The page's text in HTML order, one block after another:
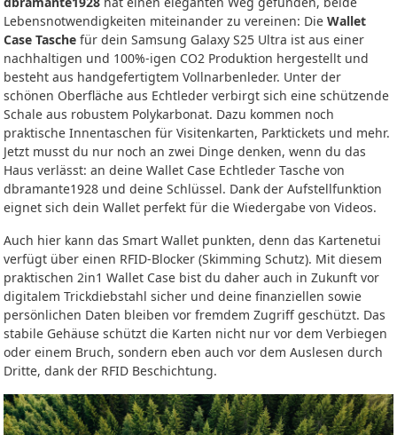
Lebensnotwendigkeiten miteinander zu vereinen: Die Wallet
Case Tasche für dein Samsung Galaxy S25 Ultra ist aus einer
nachhaltigen und 100%-igen CO2 Produktion hergestellt und
besteht aus handgefertigtem Vollnarbenleder. Unter der
schönen Oberfläche aus Echtleder verbirgt sich eine schützende
Schale aus robustem Polykarbonat. Dazu kommen noch
praktische Innentaschen für Visitenkarten, Parktickets und mehr.
Jetzt musst du nur noch an zwei Dinge denken, wenn du das
Haus verlässt: an deine Wallet Case Echtleder Tasche von
dbramante1928 und deine Schlüssel. Dank der Aufstellfunktion
eignet sich dein Wallet perfekt für die Wiedergabe von Videos.
Auch hier kann das Smart Wallet punkten, denn das Kartenetui
verfügt über einen RFID-Blocker (Skimming Schutz). Mit diesem
praktischen 2in1 Wallet Case bist du daher auch in Zukunft vor
digitalem Trickdiebstahl sicher und deine finanziellen sowie
persönlichen Daten bleiben vor fremdem Zugriff geschützt. Das
stabile Gehäuse schützt die Karten nicht nur vor dem Verbiegen
oder einem Bruch, sondern eben auch vor dem Auslesen durch
Dritte, dank der RFID Beschichtung.